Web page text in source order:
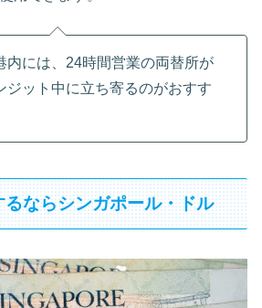
内には、24時間営業の両替所が
ジット中に立ち寄るのがおすす
ならシンガポール・ドル